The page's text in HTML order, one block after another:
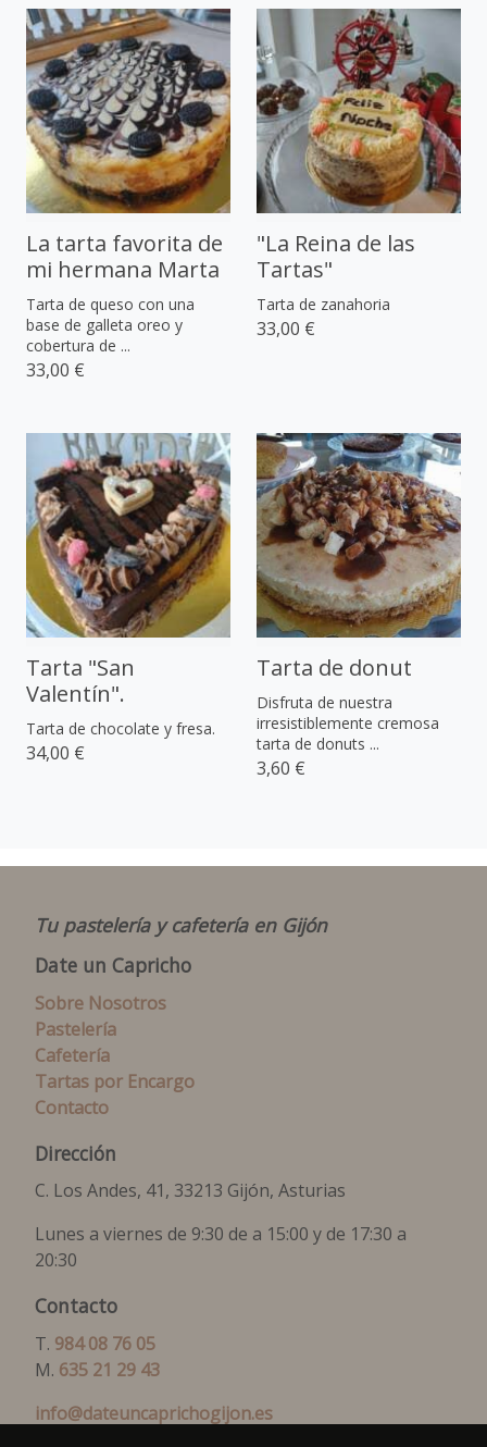
La tarta favorita de
mi hermana Marta
Tarta de queso con una
base de galleta oreo y
cobertura de ...
33,00 €
"La Reina de las
Tartas"
Tarta de zanahoria
33,00 €
Tarta "San
Valentín".
Tarta de chocolate y fresa.
34,00 €
Tarta de donut
Disfruta de nuestra
irresistiblemente cremosa
tarta de donuts ...
3,60 €
Tu pastelería y cafetería en Gijón
Date un Capricho
Sobre Nosotros
Pastelería
Cafetería
Tartas por Encargo
Contacto
Dirección
C. Los Andes, 41, 33213 Gijón, Asturias
Lunes a viernes de 9:30 de a 15:00 y de 17:30 a
20:30
Contacto
T. 984 08 76 05
M. 635 21 29 43
info@dateuncaprichogijon.es